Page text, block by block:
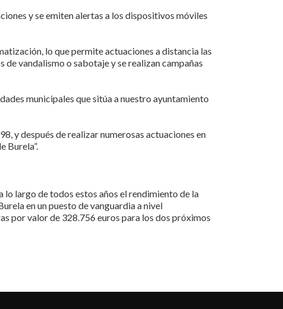
y se emiten alertas a los dispositivos móviles
lo que permite actuaciones a distancia las
vandalismo o sabotaje y se realizan campañas
municipales que sitúa a nuestro ayuntamiento
y después de realizar numerosas actuaciones en
Burela”.
lo largo de todos estos años el rendimiento de la
en un puesto de vanguardia a nivel
por valor de 328.756 euros para los dos próximos